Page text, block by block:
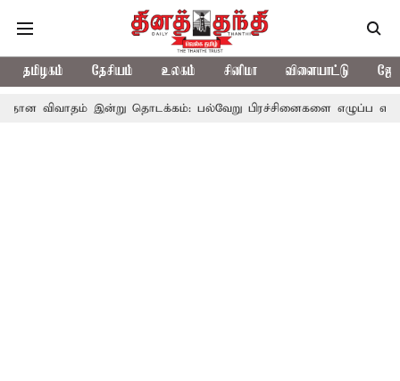
தமிழகம் தேசியம் உலகம் சினிமா விளையாட்டு
இன்று தொடக்கம்: பல்வேறு பிரச்சினைகளை எழுப்ப எதிர்க்கட்சிகள்